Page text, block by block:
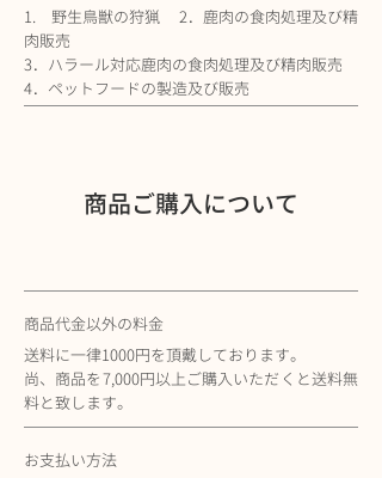
1. 野生鳥獣の狩猟 2．鹿肉の食肉処理及び精
肉販売
3．ハラール対応鹿肉の食肉処理及び精肉販売
4．ペットフードの製造及び販売
商品ご購入について
商品代金以外の料金
送料に一律1000円を頂戴しております。
尚、商品を7,000円以上ご購入いただくと送料無
料と致します。
お支払い方法